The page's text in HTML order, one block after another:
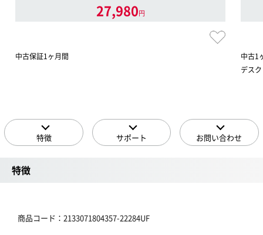
27,980円
中古保証1ヶ月間
中古1
デス
特徴 サポート お問い合わせ
特徴
商品コード：2133071804357-22284UF